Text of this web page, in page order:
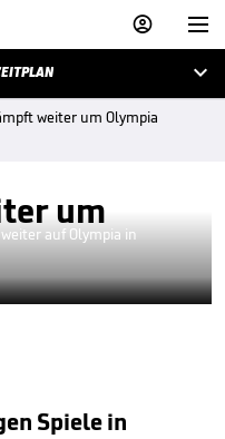



weiter um Olympia
um
auf Olympia in
Spiele in